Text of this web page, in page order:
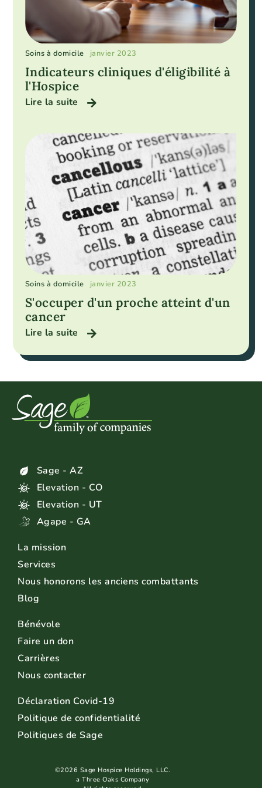
Soins à domicile janvier 2023
Indicateurs cliniques d'éligibilité à
l'Hospice
Lire la suite
Soins à domicile janvier 2023
S'occuper d'un proche atteint d'un
cancer
Lire la suite
Sage - AZ
Elevation - CO
Elevation - UT
Agape - GA
La mission
Services
Nous honorons les anciens combattants
Blog
Bénévole
Faire un don
Carrières
Nous contacter
Déclaration Covid-19
Politique de confidentialité
Politiques de Sage
©2026 Sage Hospice Holdings, LLC.
a Three Oaks Company